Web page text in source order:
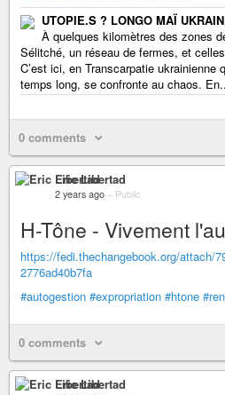
UTOPIE.S ? LONGO MAÏ
À quelques kilomètres des zones
Sélitché, un réseau de fermes, et
C’est ici, en Transcarpatie ukrainienne
temps long, se confronte au chaos.
0 comments
Eric Libertad
2 years ago – Public
H-Tône - Vivement
https://fedi.thechangebook.org/attach/
2776ad40b7fa
#autogestion #expropriation #htone
0 comments
Eric Libertad